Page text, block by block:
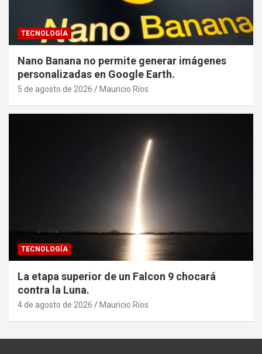
TECNOLOGÍA
Nano Banana no permite generar imágenes
personalizadas en Google Earth.
5 de agosto de 2026 Mauricio Ríos
TECNOLOGÍA
La etapa superior de un Falcon 9 chocará
contra la Luna.
4 de agosto de 2026 Mauricio Ríos